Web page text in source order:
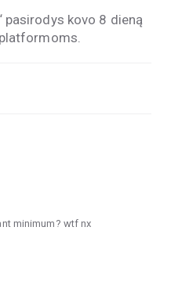
pasirodys kovo 8 dieną
platformoms.
minimum? wtf nx